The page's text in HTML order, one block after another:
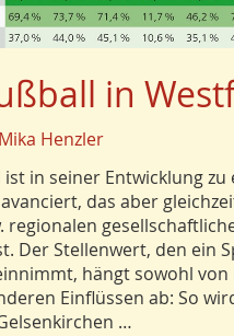
in
Mika Henzler
ist in seiner Entwicklung zu
das aber
regionalen
Der Stellenwert, den ein
hängt sowohl
Einflüssen ab: So
…